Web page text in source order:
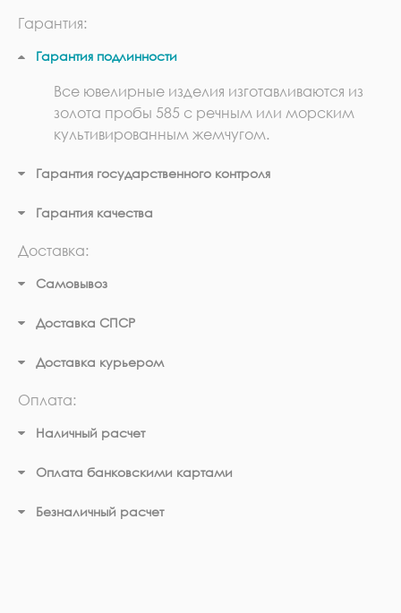
Гарантия:
Гарантия подлинности
Все ювелирные изделия изготавливаются из
золота пробы 585 с речным или морским
культивированным жемчугом.
Гарантия государственного контроля
Гарантия качества
Доставка:
Самовывоз
Доставка СПСР
Доставка курьером
Оплата:
Наличный расчет
Оплата банковскими картами
Безналичный расчет